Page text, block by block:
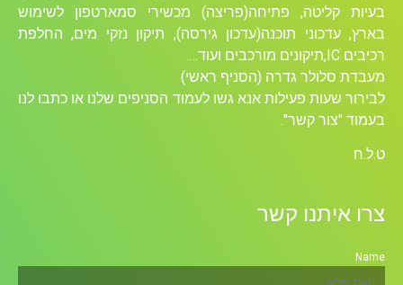
בעיות קליטה, פתיחה(פריצה) מכשירי סמארטפון לשימוש
בארץ, עדכוני תוכנה(עדכון גירסה), תיקון נזקי מים, החלפת
רכיבים ICׁ,תיקונים מורכבים ועוד….
מעבדת סלולר גדרה (הסניף ראשי)
לבירור שעות פעילות אנא גשו לעמוד הסניפים שלנו או כתבו לנו
בעמוד "צור קשר".
ט.ל.ח
צרו איתנו קשר
Name